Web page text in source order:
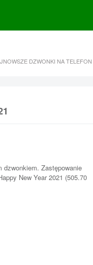
DZWONKI NA TELEFON
dzwonkiem. Zastępowanie
New Year 2021 (505.70